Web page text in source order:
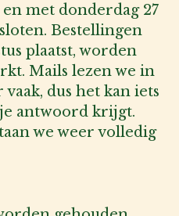
en met donderdag 27
Bestellingen
plaatst, worden
Mails lezen we in
dus het kan iets
antwoord krijgt.
we weer volledig